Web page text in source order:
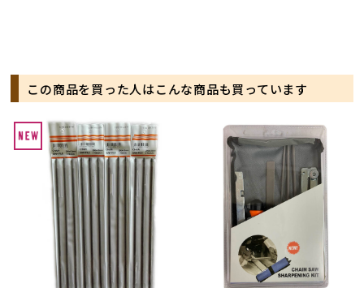
この商品を買った人はこんな商品も買っています